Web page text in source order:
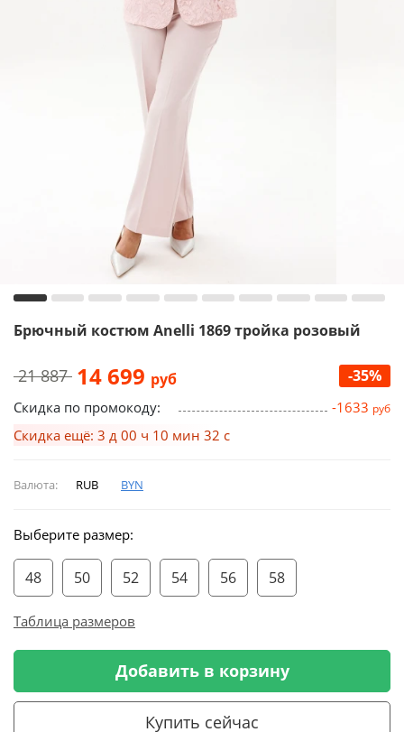
Брючный костюм Anelli 1869 тройка розовый
21 887 14 699 руб -35%
Скидка по промокоду: -1633 руб
Скидка ещё: 3 д 00 ч 10 мин 31 с
Валюта: RUB BYN
Выберите размер:
48 50 52 54 56 58
Таблица размеров
Добавить в корзину
Купить сейчас